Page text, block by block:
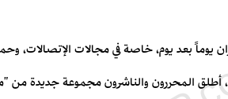
يوماً بعد يوم، خاصة في مجالات الإتصالات،
أطلق المحررون والناشرون مجموعة